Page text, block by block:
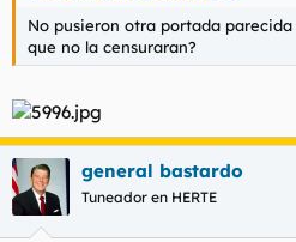
No pusieron otra portada
que no la censuraran?
general bastardo
Tuneador en HERTE